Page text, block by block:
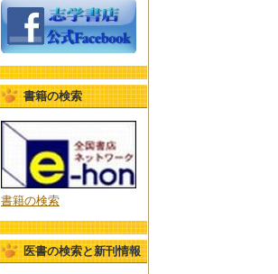
書籍の検索
書籍の検索
医書の検索と新刊情報